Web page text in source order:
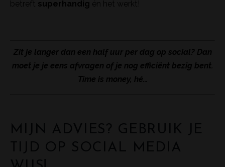
betreft superhandig én het werkt!
Zit je langer dan een half uur per dag op social? Dan
moet je je eens afvragen of je nog efficiënt bezig bent.
Time is money, hé…